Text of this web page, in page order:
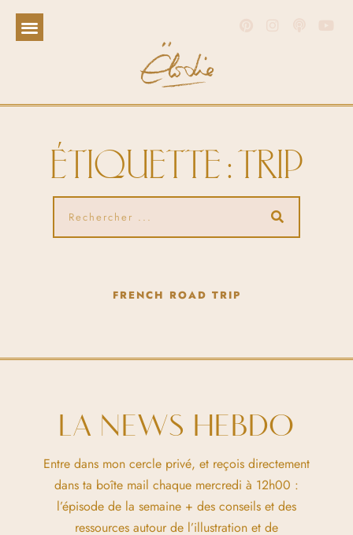
ÉTIQUETTE : TRIP
FRENCH ROAD TRIP
LA NEWS HEBDO
Entre dans mon cercle privé, et reçois directement
dans ta boîte mail chaque mercredi à 12h00 :
l’épisode de la semaine + des conseils et des
ressources autour de l’illustration et de